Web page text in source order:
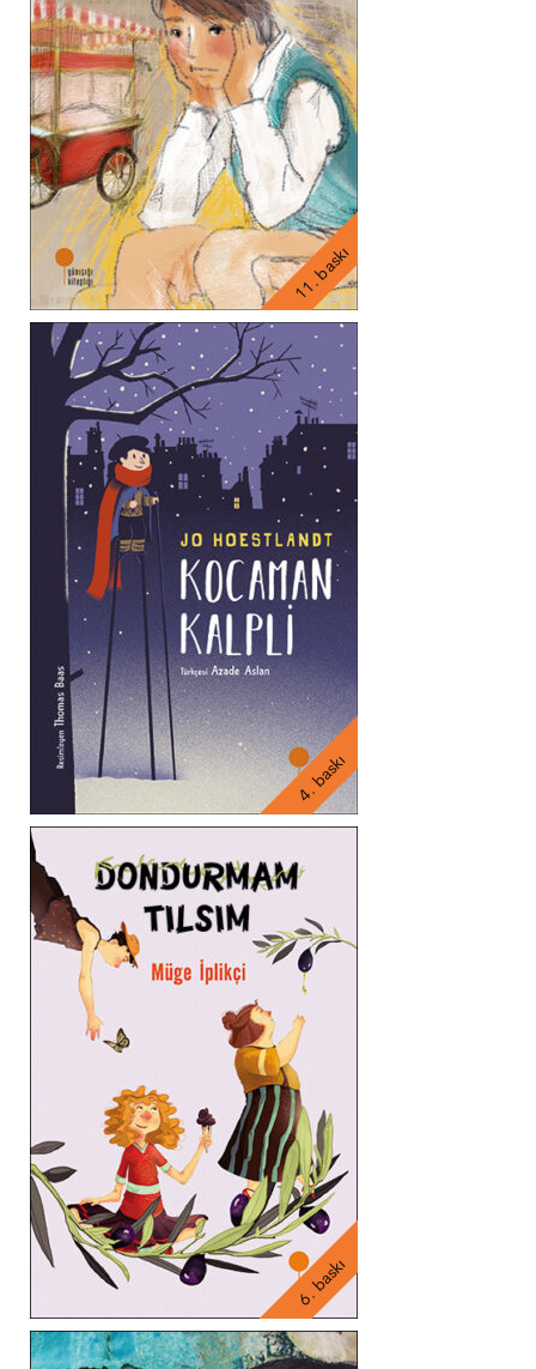
11. baskı
4. baskı
6. baskı